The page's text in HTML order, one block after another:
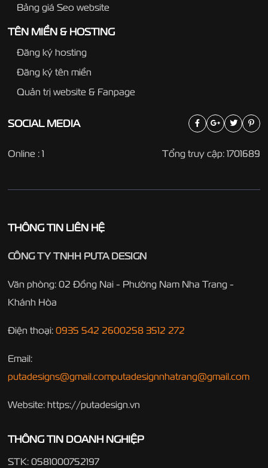
Bảng giá Seo website
TÊN MIỀN & HOSTING
Đăng ký hosting
Đăng ký tên miền
Quản trị website & Fanpage
SOCIALMEDIA
Tổng truy cập: 1701689
Online : 1
THÔNG TIN LIÊN HỆ
CÔNG TY TNHH PUTA DESIGN
Văn phòng: 02 Đồng Nai - Phường Nam Nha Trang -
Khánh Hòa
Điện thoại: 0935 542 2600258 3512 272
Email:
putadesigns@gmail.computadesignnhatrang@gmail.com
Website: https://putadesign.vn
THÔNG TIN DOANH NGHIỆP
STK: 0581000752197